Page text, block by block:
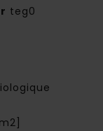
teg0